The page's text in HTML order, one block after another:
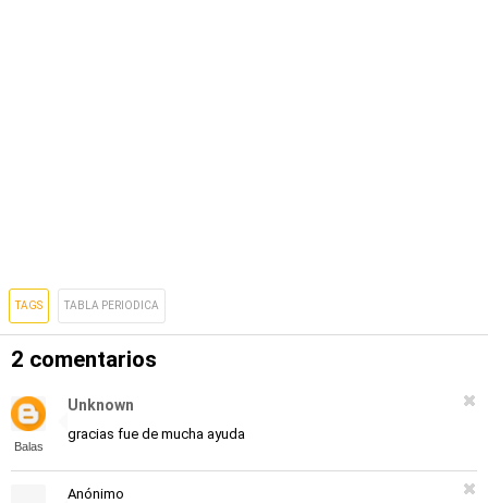
TAGS TABLA PERIODICA
2 comentarios
Balas
Unknown
gracias fue de mucha ayuda
Anónimo